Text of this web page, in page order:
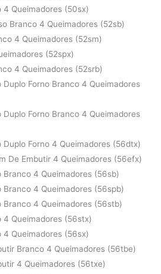
4 Queimadores (50sx)
Branco 4 Queimadores (52sb)
4 Queimadores (52sm)
(52spx)
4 Queimadores (52srb)
Duplo Forno Branco 4 Queimadores
Duplo Forno Branco 4 Queimadores
Duplo Forno 4 Queimadores (56dtx)
De Embutir 4 Queimadores (56efx)
Branco 4 Queimadores (56sb)
Branco 4 Queimadores (56spb)
Branco 4 Queimadores (56stb)
4 Queimadores (56stx)
4 Queimadores (56sx)
Branco 4 Queimadores (56tbe)
4 Queimadores (56txe)